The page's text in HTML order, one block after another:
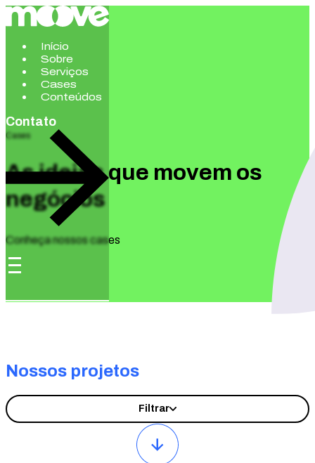
Início
Sobre
Serviços
Cases
Conteúdos
Contato
Cases
As ideias que movem os
negócios
Conheça nossos cases
Nossos projetos
Filtrar